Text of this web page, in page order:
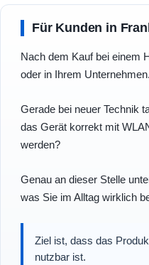
Für Kunden in
Nach dem Kauf bei einem
oder in Ihrem Unternehmen.
Gerade bei neuer Technik
das Gerät korrekt mit
werden?
Genau an dieser Stelle
was Sie im Alltag wirklich
Ziel ist, dass das
nutzbar ist.